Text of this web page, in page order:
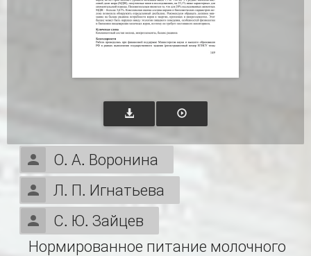
О. А. Воронина
Л. П. Игнатьева
С. Ю. Зайцев
Нормированное питание молочного